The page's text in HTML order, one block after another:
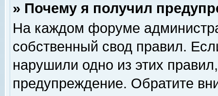
» Почему я получил
На каждом форуме
собственный свод правил.
нарушили одно из этих
предупреждение. Обратите